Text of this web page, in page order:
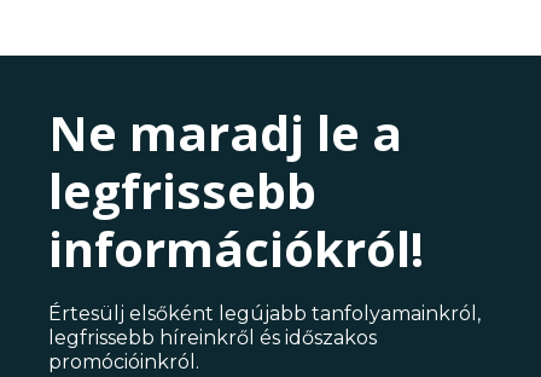
Ne maradj le a
legfrissebb
információkról!
Értesülj elsőként legújabb tanfolyamainkról,
legfrissebb híreinkről és időszakos
promócióinkról.